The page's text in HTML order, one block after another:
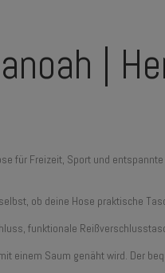
|
für Freizeit, Sport und
ob deine Hose praktische
funktionale
einem Saum genäht wird. Der